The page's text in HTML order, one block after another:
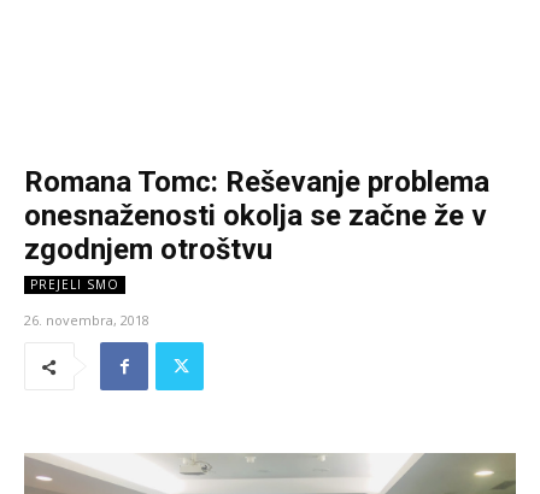
Romana Tomc: Reševanje problema
onesnaženosti okolja se začne že v
zgodnjem otroštvu
PREJELI SMO
26. novembra, 2018